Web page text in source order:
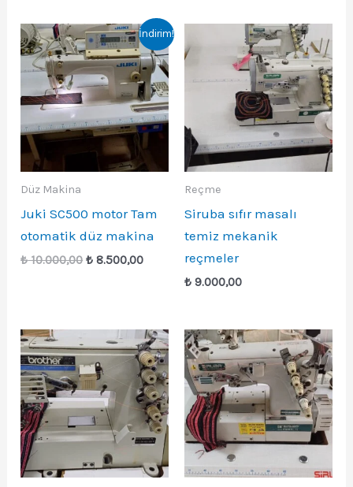
₺
İndirim!
Düz Makina
Juki SC500 motor Tam
otomatik düz makina
₺10.000,00 Orijinal
₺ 8.500,00Şu
Reçme
Siruba sıfır masalı
temiz mekanik
reçmeler
₺ 9.000,00